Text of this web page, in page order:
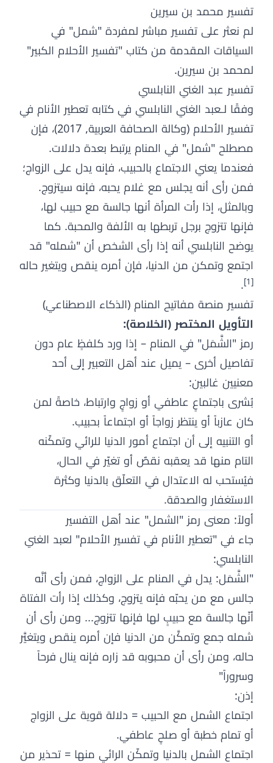
تفسير محمد بن سيرين
لم نعثر على تفسير مباشر لمفردة "شمل" في
السياقات المقدمة من كتاب "تفسير الأحلام الكبير"
لمحمد بن سيرين.
تفسير عبد الغني النابلسي
وفقًا لـعبد الغني النابلسي في كتابه تعطير الأنام في
تفسير الأحلام (وكالة الصحافة العربية, 2017)، فإن
مصطلح "شمل" في المنام يرتبط بعدة دلالات.
فعندما يعني الاجتماع بالحبيب، فإنه يدل على الزواج؛
فمن رأى أنه يجلس مع غلام يحبه، فإنه سيتزوج.
وبالمثل، إذا رأت المرأة أنها جالسة مع حبيب لها،
فإنها تتزوج برجل تربطها به الألفة والمحبة. كما
يوضح النابلسي أنه إذا رأى الشخص أن "شمله" قد
اجتمع وتمكن من الدنيا، فإن أمره ينقص ويتغير حاله
[1]
.
تفسير منصة مفاتيح المنام (الذكاء الاصطناعي)
التأويل المختصر (الخلاصة):
رمز "الشَّمَل" في المنام – إذا ورد كلفظٍ عام دون
تفاصيل أخرى – يميل عند أهل التعبير إلى أحد
معنيين غالبين:
بُشرى باجتماعٍ عاطفي أو زواجٍ وارتباط، خاصةً لمن
كان عازباً أو ينتظر زواجاً أو اجتماعاً بحبيب.
أو التنبيه إلى أن اجتماع أمور الدنيا للرائي وتمكّنه
التام منها قد يعقبه نقصٌ أو تغيّر في الحال،
فيُستحب له الاعتدال في التعلّق بالدنيا وكثرة
الاستغفار والصدقة.
أولاً: معنى رمز "الشمل" عند أهل التفسير
جاء في "تعطير الأنام في تفسير الأحلام" لعبد الغني
النابلسي:
"الشَّمَل: يدل في المنام على الزواج، فمن رأى أنَّه
جالس مع من يحبّه فإنه يتزوج، وكذلك إذا رأت الفتاة
أنّها جالسة مع حبيبٍ لها فإنها تتزوج... ومن رأى أن
شمله جمع وتمكَّن من الدنيا فإن أمره ينقص ويتغيَّر
حاله، ومن رأى أن محبوبه قد زاره فإنه ينال فرحاً
وسروراً"
إذن:
اجتماع الشمل مع الحبيب = دلالة قوية على الزواج
أو تمام خطبة أو صلحٍ عاطفي.
اجتماع الشمل بالدنيا وتمكّن الرائي منها = تحذير من